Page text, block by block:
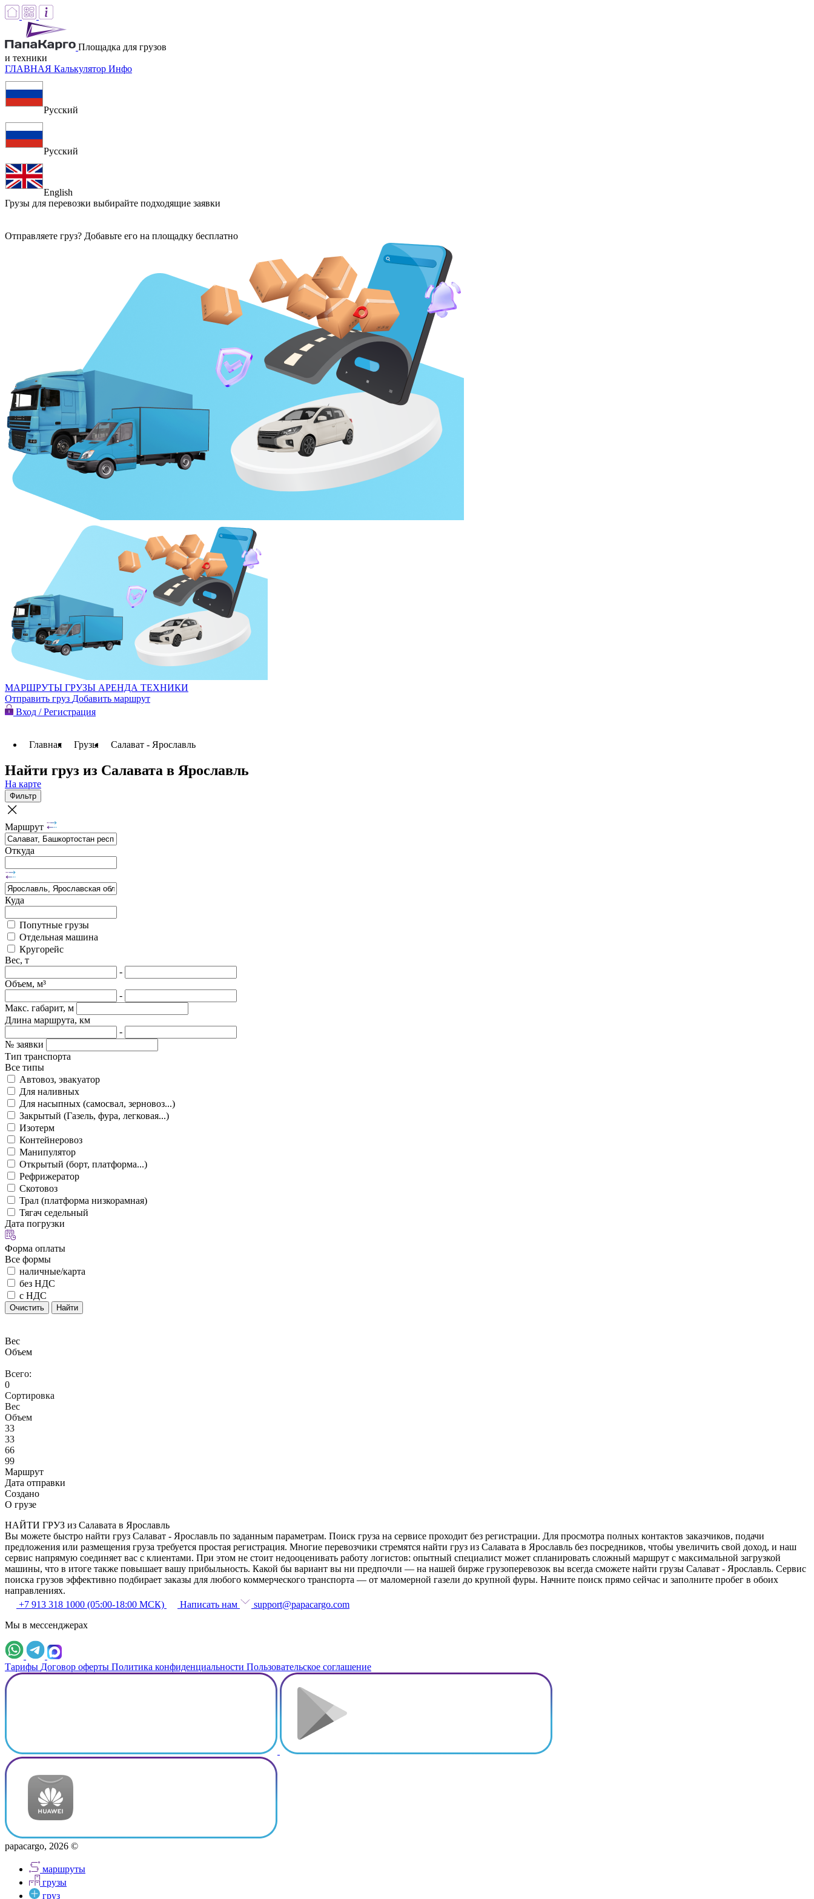
Площадка для грузов
и техники
ГЛАВНАЯ Калькулятор Инфо
Русский
Русский
English
Грузы для перевозки выбирайте подходящие заявки
Отправляете груз? Добавьте его на площадку бесплатно
МАРШРУТЫ ГРУЗЫ АРЕНДА ТЕХНИКИ
Отправить груз Добавить маршрут
Вход / Регистрация
Главная Грузы Салават - Ярославль
Найти груз из Салавата в Ярославль
На карте
Фильтр
Маршрут
Откуда
Куда
Попутные грузы
Отдельная машина
Кругорейс
Вес, т
-
Объем, м³
-
Макс. габарит, м
Длина маршрута, км
-
№ заявки
Тип транспорта
Все типы
Автовоз, эвакуатор
Для наливных
Для насыпных (самосвал, зерновоз...)
Закрытый (Газель, фура, легковая...)
Изотерм
Контейнеровоз
Манипулятор
Открытый (борт, платформа...)
Рефрижератор
Скотовоз
Трал (платформа низкорамная)
Тягач седельный
Дата погрузки
Форма оплаты
Все формы
наличные/карта
без НДС
с НДС
Очистить Найти
Вес
Объем
Всего:
0
Сортировка
Вес
Объем
33
33
66
99
Маршрут
Дата отправки
Создано
О грузе
НАЙТИ ГРУЗ из Салавата в Ярославль
Вы можете быстро найти груз Салават - Ярославль по заданным параметрам. Поиск груза на сервисе проходит без регистрации. Для просмотра полных контактов заказчиков, подачи
предложения или размещения груза требуется простая регистрация. Многие перевозчики стремятся найти груз из Салавата в Ярославль без посредников, чтобы увеличить свой доход, и наш
сервис напрямую соединяет вас с клиентами. При этом не стоит недооценивать работу логистов: опытный специалист может спланировать сложный маршрут с максимальной загрузкой
машины, что в итоге также повышает вашу прибыльность. Какой бы вариант вы ни предпочли — на нашей бирже грузоперевозок вы всегда сможете найти грузы Салават - Ярославль. Сервис
поиска грузов эффективно подбирает заказы для любого коммерческого транспорта — от маломерной газели до крупной фуры. Начните поиск прямо сейчас и заполните пробег в обоих
направлениях.
+7 913 318 1000 (05:00-18:00 МСК)
Написать нам
support@papacargo.com
Мы в мессенджерах
Тарифы Договор оферты Политика конфиденциальности Пользовательское соглашение
papacargo, 2026 ©
маршруты
грузы
груз